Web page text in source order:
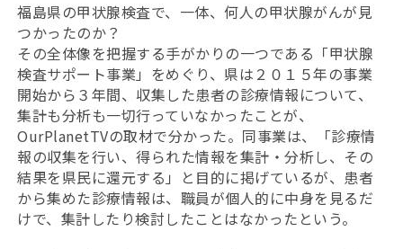
福島県の甲状腺検査で、一体、何人の甲状腺がんが見
つかったのか？
その全体像を把握する手がかりの一つである「甲状腺
検査サポート事業」をめぐり、県は２０１５年の事業
開始から３年間、収集した患者の診療情報について、
集計も分析も一切行っていなかったことが、
OurPlanetTVの取材で分かった。同事業は、「診療情
報の収集を行い、得られた情報を集計・分析し、その
結果を県民に還元する」と目的に掲げているが、患者
から集めた診療情報は、職員が個人的に中身を見るだ
けで、集計したり検討したことはなかったという。